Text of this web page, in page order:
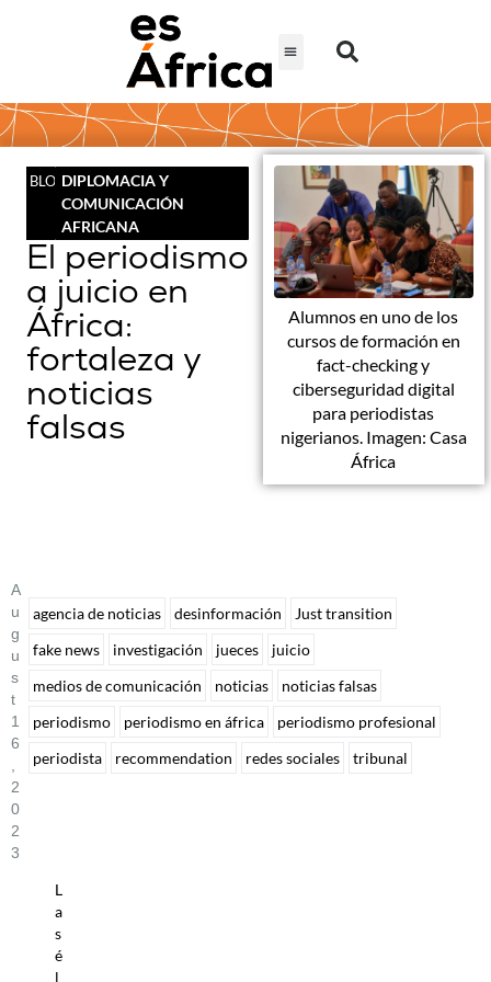
BLOGDIPLOMACIA Y
COMUNICACIÓN
AFRICANA
El periodismo
a juicio en
África:
fortaleza y
noticias
falsas
Alumnos en uno de los
cursos de formación en
fact-checking y
ciberseguridad digital
para periodistas
nigerianos. Imagen: Casa
África
A
U
G
U
S
T
1
6
,
2
0
2
3
L
a
s
é
l
agencia de noticias desinformación
Just transition
fake news
investigación jueces
juicio
medios de comunicación
noticias
noticias falsas
periodismo
periodismo en áfrica
periodismo profesional
periodista
recommendation redes sociales tribunal